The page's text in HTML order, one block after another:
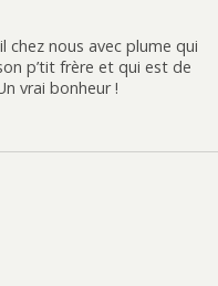
chez nous avec plume qui
p’tit frère et qui est de
vrai bonheur !